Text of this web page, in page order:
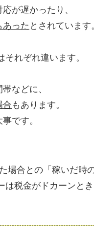
が遅かったり、
あった とされています
れぞれ違います。
などに、
合 もあります。
です。
合との「稼いだ時
税金がドカーンとき